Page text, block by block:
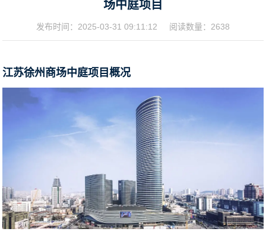
场中庭项目
发布时间： 2025-03-31 09:11:12 阅读数量：2638
江苏徐州商场中庭项目概况